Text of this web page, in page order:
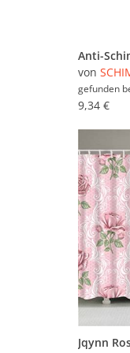
Scheren,
Schleifpapier &
(115.254)
Schutzkleidung
Silikon & Acryl
Spachtel,
Füllstoffe (5.486)
Tapeten in
Tapetenwolf &
Tapetenablöser
Tapeziertische
Türdichtungen &
von
gefunden
9,34 €